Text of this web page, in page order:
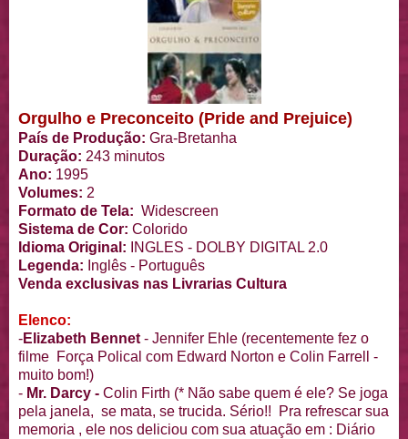
Orgulho e Preconceito (Pride and Prejuice)
País de Produção: Gra-Bretanha
Duração: 243 minutos
Ano: 1995
Volumes: 2
Formato de Tela: Widescreen
Sistema de Cor: Colorido
Idioma Original: INGLES - DOLBY DIGITAL 2.0
Legenda: Inglês - Português
Venda exclusivas nas Livrarias Cultura
Elenco:
-Elizabeth Bennet- Jennifer Ehle (recentemente fez o
filme Força Polical com Edward Norton e Colin Farrell -
muito bom!)
- Mr. Darcy - Colin Firth (* Não sabe quem é ele? Se joga
pela janela, se mata, se trucida. Sério!! Pra refrescar sua
memoria , ele nos deliciou com sua atuação em : Diário